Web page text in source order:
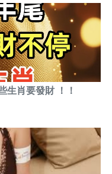
生肖要發財 ！！